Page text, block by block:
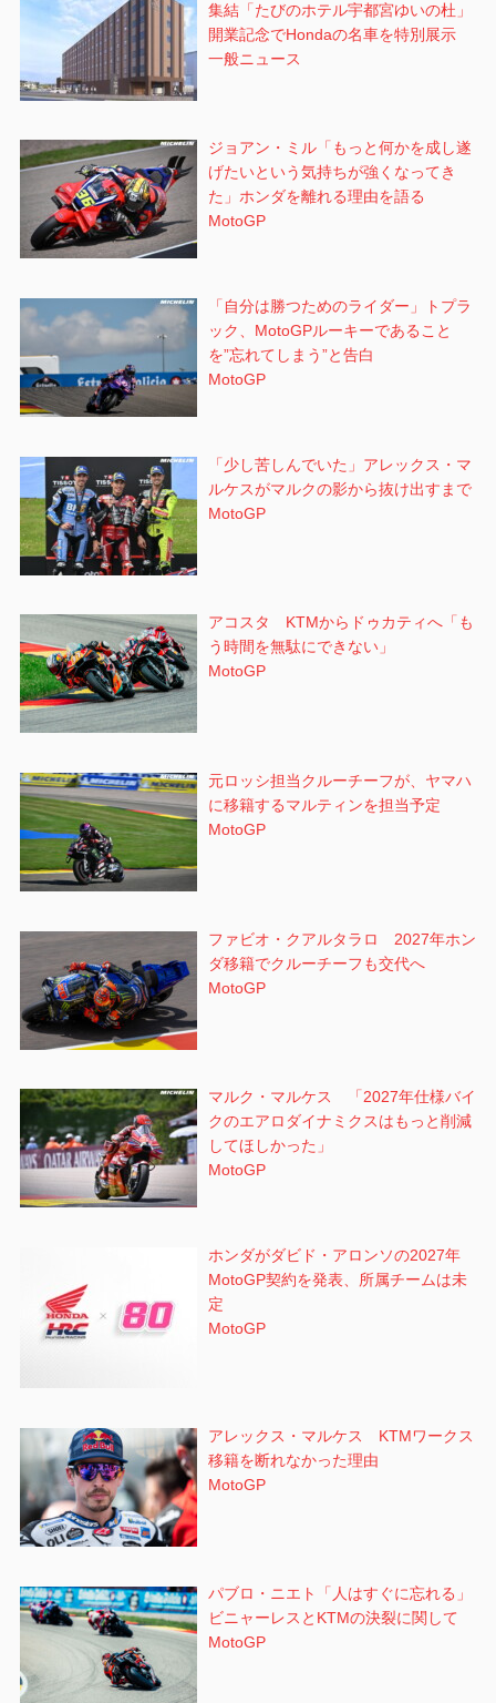
集結「たびのホテル宇都宮ゆいの杜」
開業記念でHondaの名車を特別展示
一般ニュース
ジョアン・ミル「もっと何かを成し遂
げたいという気持ちが強くなってき
た」ホンダを離れる理由を語る
MotoGP
「自分は勝つためのライダー」トプラ
ック、MotoGPルーキーであること
を”忘れてしまう”と告白
MotoGP
「少し苦しんでいた」アレックス・マ
ルケスがマルクの影から抜け出すまで
MotoGP
アコスタ KTMからドゥカティへ「も
う時間を無駄にできない」
MotoGP
元ロッシ担当クルーチーフが、ヤマハ
に移籍するマルティンを担当予定
MotoGP
ファビオ・クアルタラロ 2027年ホン
ダ移籍でクルーチーフも交代へ
MotoGP
マルク・マルケス 「2027年仕様バイ
クのエアロダイナミクスはもっと削減
してほしかった」
MotoGP
ホンダがダビド・アロンソの2027年
MotoGP契約を発表、所属チームは未
定
MotoGP
アレックス・マルケス KTMワークス
移籍を断れなかった理由
MotoGP
パブロ・ニエト「人はすぐに忘れる」
ビニャーレスとKTMの決裂に関して
MotoGP